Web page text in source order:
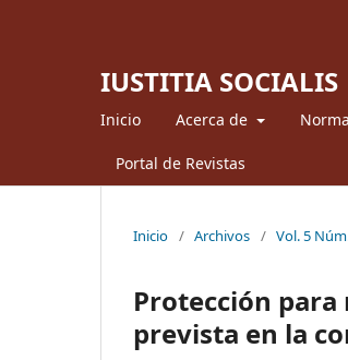
IUSTITIA SOCIALIS
Inicio Acerca de
Portal de Revistas
Inicio / Archivos / Vol. 5
Protección
prevista en la